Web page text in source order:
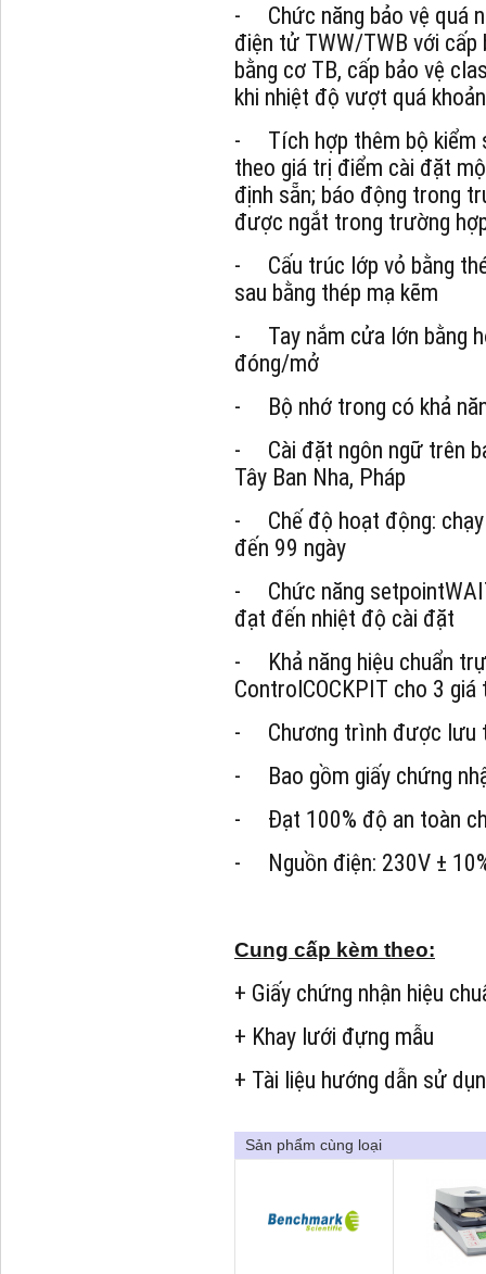
- Chức năng bảo vệ quá
điện tử TWW/TWB với
bằng cơ TB, cấp bảo vệ
khi nhiệt độ vượt quá
- Tích hợp thêm bộ kiểm
theo giá trị điểm cài đặt
định sẵn; báo động trong
được ngắt trong trường
- Cấu trúc lớp vỏ bằng
sau bằng thép mạ kẽm
- Tay nắm cửa lớn bằng
đóng/mở
- Bộ nhớ trong có khả
- Cài đặt ngôn ngữ trên
Tây Ban Nha, Pháp
- Chế độ hoạt động: chạy
đến 99 ngày
- Chức năng
đạt đến nhiệt độ cài đặt
- Khả năng hiệu chuẩn
ControlCOCKPIT cho 3
- Chương trình được lưu
- Bao gồm giấy chứng
- Đạt 100% độ an toàn
- Nguồn điện: 230V ±
Cung cấp kèm theo:
+ Giấy chứng nhận hiệu
+ Khay lưới đựng mẫu
+ Tài liệu hướng dẫn sử
Sản phẩm cùng loại